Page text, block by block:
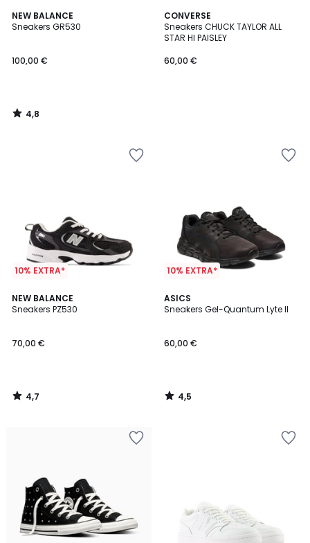
NEW BALANCE
Sneakers GR530
100,00 €
4,8
/ 5
4,8
/
CONVERSE
Sneakers CHUCK TAYLOR ALL
STAR HI PAISLEY
60,00 €
10% EXTRA*
NEW BALANCE
Sneakers PZ530
70,00 €
4,7
/ 5
4,7
/
10% EXTRA*
ASICS
Sneakers Gel-Quantum Lyte II
60,00 €
4,5
/ 5
4,5
/